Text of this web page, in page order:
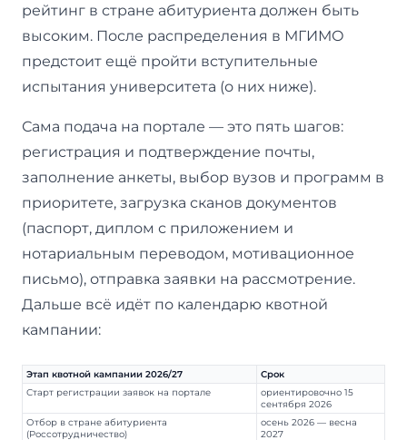
рейтинг в стране абитуриента должен быть
высоким. После распределения в МГИМО
предстоит ещё пройти вступительные
испытания университета (о них ниже).
Сама подача на портале — это пять шагов:
регистрация и подтверждение почты,
заполнение анкеты, выбор вузов и программ в
приоритете, загрузка сканов документов
(паспорт, диплом с приложением и
нотариальным переводом, мотивационное
письмо), отправка заявки на рассмотрение.
Дальше всё идёт по календарю квотной
кампании:
Этап квотной кампании 2026/27
Срок
Старт регистрации заявок на портале
ориентировочно 15
сентября 2026
Отбор в стране абитуриента
(Россотрудничество)
осень 2026 — весна
2027